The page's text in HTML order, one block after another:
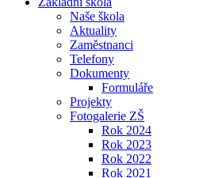
Naše škola
Aktuality
Zaměstnanci
Telefony
Dokumenty
Formuláře
Projekty
Fotogalerie ZŠ
Rok 2024
Rok 2023
Rok 2022
Rok 2021